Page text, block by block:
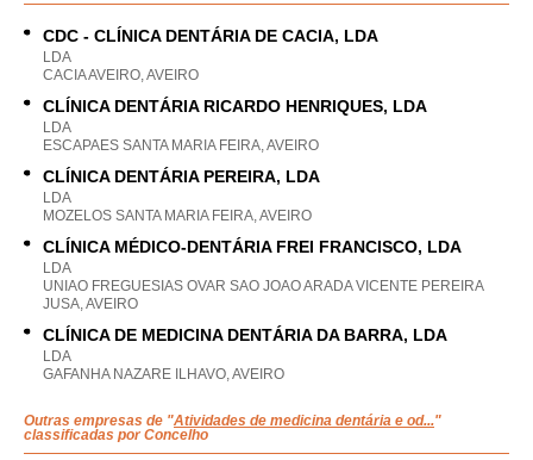
CDC - CLÍNICA DENTÁRIA DE CACIA, LDA
LDA
CACIA AVEIRO, AVEIRO
CLÍNICA DENTÁRIA RICARDO HENRIQUES, LDA
LDA
ESCAPAES SANTA MARIA FEIRA, AVEIRO
CLÍNICA DENTÁRIA PEREIRA, LDA
LDA
MOZELOS SANTA MARIA FEIRA, AVEIRO
CLÍNICA MÉDICO-DENTÁRIA FREI FRANCISCO, LDA
LDA
UNIAO FREGUESIAS OVAR SAO JOAO ARADA VICENTE PEREIRA
JUSA, AVEIRO
CLÍNICA DE MEDICINA DENTÁRIA DA BARRA, LDA
LDA
GAFANHA NAZARE ILHAVO, AVEIRO
Outras empresas de "Atividades de medicina dentária e od..."
classificadas por Concelho